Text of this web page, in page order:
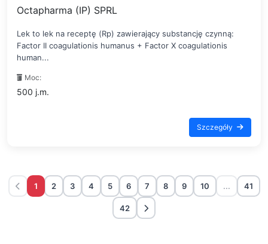
Octapharma (IP) SPRL
Lek to lek na receptę (Rp) zawierający substancję czynną:
Factor II coagulationis humanus + Factor X coagulationis
human...
Moc:
500 j.m.
Szczegóły
1 2 3 4 5 6 7 8 9 10 ... 41
42